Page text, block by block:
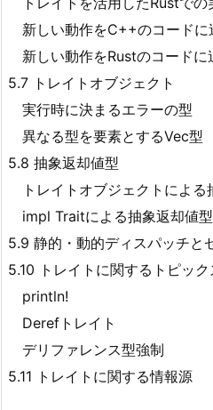
新しい動作をC++のコードに
新しい動作をRustのコードに
5.7 トレイトオブジェクト
実行時に決まるエラーの型
異なる型を要素とするVec型
5.8 抽象返却値型
トレイトオブジェクトによる
impl Traitによる抽象返却値型
5.9 静的・動的ディスパッチと
5.10 トレイトに関するトピック
println!
Derefトレイト
デリファレンス型強制
5.11 トレイトに関する情報源